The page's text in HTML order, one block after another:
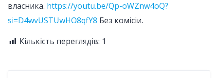
власника. https://youtu.be/Qp-oWZnw4oQ?
si=D4wvUSTUwHO8qfY8 Без комісіи.
Кількість переглядів: 1